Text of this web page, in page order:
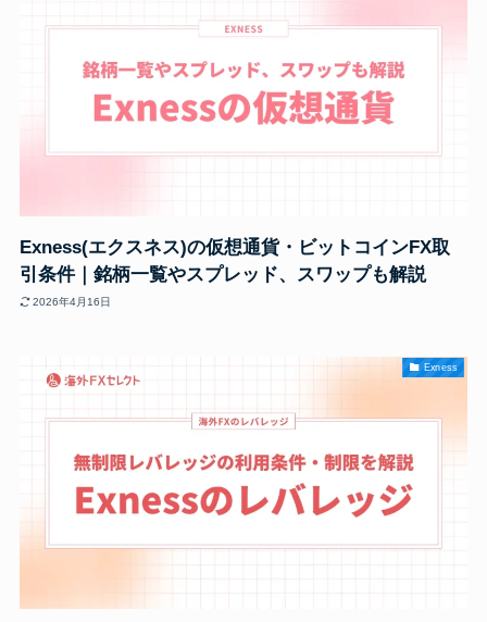
Exness(エクスネス)の仮想通貨・ビットコインFX取
引条件｜銘柄一覧やスプレッド、スワップも解説
2026年4月16日
Exness